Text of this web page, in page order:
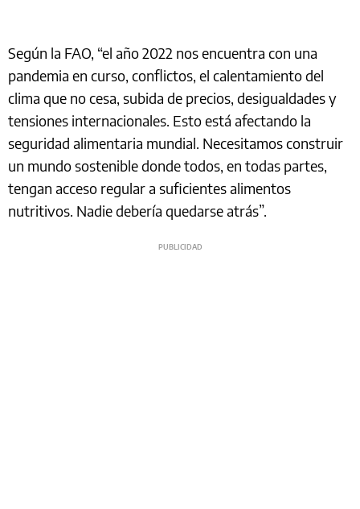
Según la FAO, “el año 2022 nos encuentra con una
pandemia en curso, conflictos, el calentamiento del
clima que no cesa, subida de precios, desigualdades y
tensiones internacionales. Esto está afectando la
seguridad alimentaria mundial. Necesitamos construir
un mundo sostenible donde todos, en todas partes,
tengan acceso regular a suficientes alimentos
nutritivos. Nadie debería quedarse atrás”.